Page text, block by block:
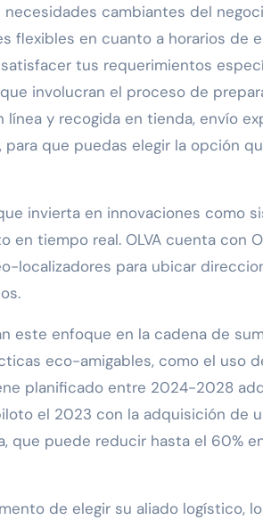
cambiantes del
flexibles en cuanto a horarios de
tus requerimientos
involucran el proceso de
y recogida en tienda, envío
que puedas elegir la opción
invierta en innovaciones como
en tiempo real. OLVA cuenta con
localizadores para ubicar
este enfoque en la cadena de
eco-amigables, como el uso
planificado entre 2024-2028
el 2023 con la adquisición de
que puede reducir hasta el 60%
de elegir su aliado logístico,